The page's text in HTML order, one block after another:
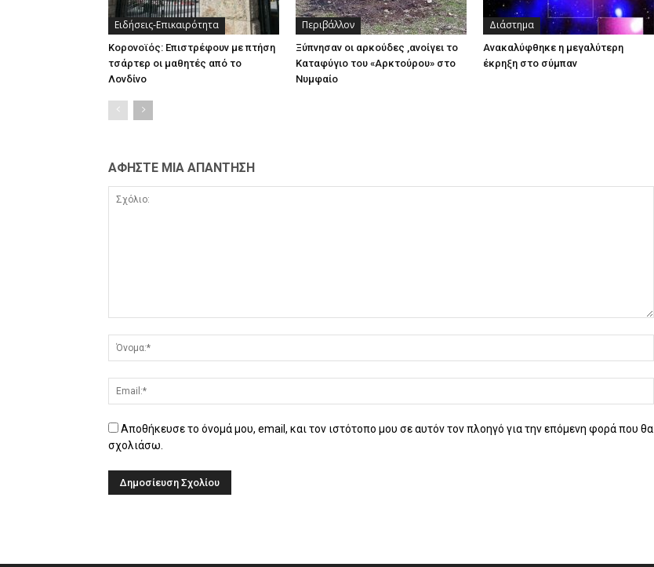
Ειδήσεις-Επικαιρότητα
Κορονοϊός: Επιστρέφουν με πτήση
τσάρτερ οι μαθητές από το
Λονδίνο
Περιβάλλον
Ξύπνησαν οι αρκούδες ,ανοίγει το
Καταφύγιο του «Αρκτούρου» στο
Νυμφαίο
Διάστημα
Ανακαλύφθηκε η μεγαλύτερη
έκρηξη στο σύμπαν
ΑΦΗΣΤΕ ΜΙΑ ΑΠΑΝΤΗΣΗ
Αποθήκευσε το όνομά μου, email, και τον ιστότοπο μου σε αυτόν τον πλοηγό για την επόμενη φορά που θα
σχολιάσω.